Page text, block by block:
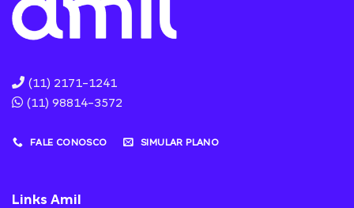
(11) 2171-1241
(11) 98814-3572
FALE CONOSCO SIMULAR PLANO
Links Amil